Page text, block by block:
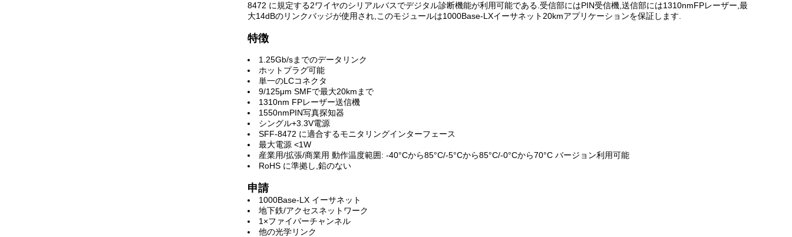
8472 に規定する2ワイヤのシリアルバスでデジタル診断機能が利用可能である.受信部にはPIN受信機,送信部には1310nmFPレーザー,最
大14dBのリンクバッジが使用され,このモジュールは1000Base-LXイーサネット20kmアプリケーションを保証します.
特徴
1.25Gb/sまでのデータリンク
ホットプラグ可能
単一のLCコネクタ
9/125μm SMFで最大20kmまで
1310nm FPレーザー送信機
1550nmPIN写真探知器
シングル+3.3V電源
SFF-8472 に適合するモニタリングインターフェース
最大電源 <1W
産業用/拡張/商業用 動作温度範囲: -40°Cから85°C/-5°Cから85°C/-0°Cから70°C バージョン利用可能
RoHS に準拠し,鉛のない
申請
1000Base-LX イーサネット
地下鉄/アクセスネットワーク
1×ファイバーチャンネル
他の光学リンク